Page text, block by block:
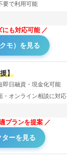
要で利用可能
にも対応可能
モ）を見る
】
即日融資・現金化可能
・オンライン相談に対応
プランを提案
ーを見る